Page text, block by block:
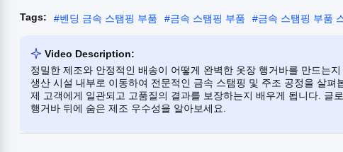
Tags: #벤딩 금속 스탬핑 부품 #금속 스탬핑 부품 #금속 스탬핑 부품
Video Description:
정밀한 제조와 안정적인 배송이 어떻게 완벽한 옷장 행거바를 만드는
생산 시설 내부로 이동하여 전문적인 금속 스탬핑 및 주조 공정을 살
제 고객에게 일관되고 고품질의 결과를 보장하는지 배우게 됩니다. 글
행거바 뒤에 숨은 제조 우수성을 알아보세요.